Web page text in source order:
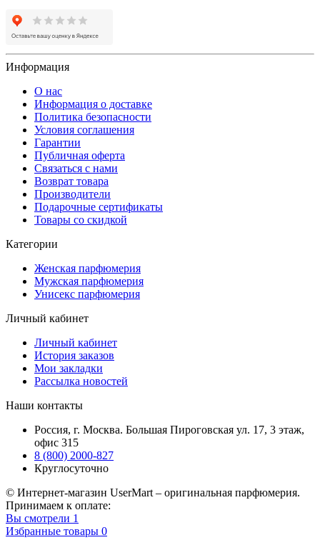
Информация
О нас
Информация о доставке
Политика безопасности
Условия соглашения
Гарантии
Публичная оферта
Связаться с нами
Возврат товара
Производители
Подарочные сертификаты
Товары со скидкой
Категории
Женская парфюмерия
Мужская парфюмерия
Унисекс парфюмерия
Личный кабинет
Личный кабинет
История заказов
Мои закладки
Рассылка новостей
Наши контакты
Россия, г. Москва. Большая Пироговская ул. 17, 3 этаж,
офис 315
8 (800) 2000-827
Круглосуточно
© Интернет-магазин UserMart – оригинальная парфюмерия.
Принимаем к оплате:
Вы смотрели 1
Избранные товары 0